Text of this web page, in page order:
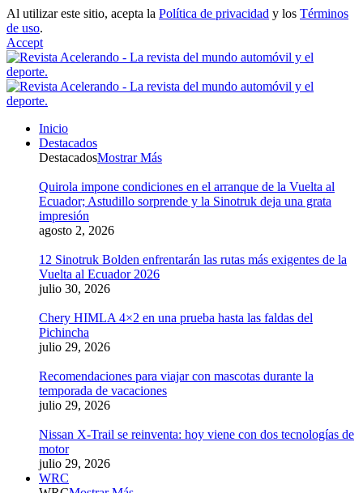
Al utilizar este sitio, acepta la Política de privacidad y los Términos
de uso.
Accept
Inicio
Destacados
DestacadosMostrar Más
Quirola impone condiciones en el arranque de la Vuelta al
Ecuador; Astudillo sorprende y la Sinotruk deja una grata
impresión
agosto 2, 2026
12 Sinotruk Bolden enfrentarán las rutas más exigentes de la
Vuelta al Ecuador 2026
julio 30, 2026
Chery HIMLA 4×2 en una prueba hasta las faldas del
Pichincha
julio 29, 2026
Recomendaciones para viajar con mascotas durante la
temporada de vacaciones
julio 29, 2026
Nissan X-Trail se reinventa: hoy viene con dos tecnologías de
motor
julio 29, 2026
WRC